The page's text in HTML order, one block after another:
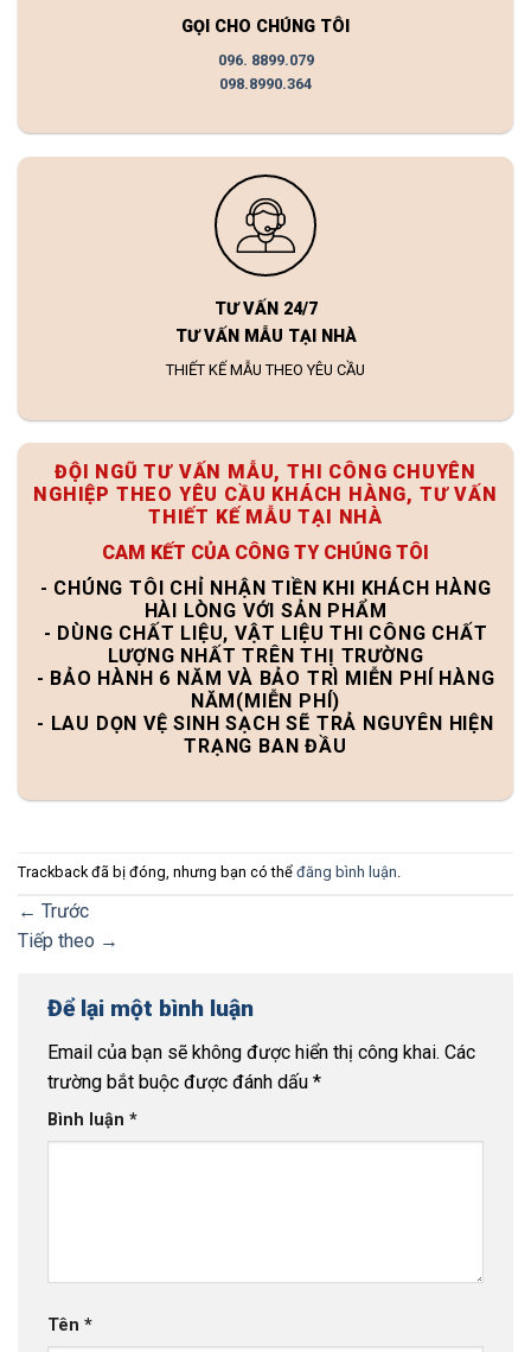
GỌI CHO CHÚNG TÔI
096. 8899.079
098.8990.364
TƯ VẤN 24/7
TƯ VẤN MẪU TẠI NHÀ
THIẾT KẾ MẪU THEO YÊU CẦU
ĐỘI NGŨ TƯ VẤN MẪU, THI CÔNG CHUYÊN
NGHIỆP THEO YÊU CẦU KHÁCH HÀNG, TƯ VẤN
THIẾT KẾ MẪU TẠI NHÀ
CAM KẾT CỦA CÔNG TY CHÚNG TÔI
- CHÚNG TÔI CHỈ NHẬN TIỀN KHI KHÁCH HÀNG
HÀI LÒNG VỚI SẢN PHẨM
- DÙNG CHẤT LIỆU, VẬT LIỆU THI CÔNG CHẤT
LƯỢNG NHẤT TRÊN THỊ TRƯỜNG
- BẢO HÀNH 6 NĂM VÀ BẢO TRÌ MIỄN PHÍ HÀNG
NĂM(MIỄN PHÍ)
- LAU DỌN VỆ SINH SẠCH SẼ TRẢ NGUYÊN HIỆN
TRẠNG BAN ĐẦU
Trackback đã bị đóng, nhưng bạn có thể đăng bình luận.
← Trước
Tiếp theo →
Để lại một bình luận
Email của bạn sẽ không được hiển thị công khai. Các
trường bắt buộc được đánh dấu *
Bình luận *
Tên *